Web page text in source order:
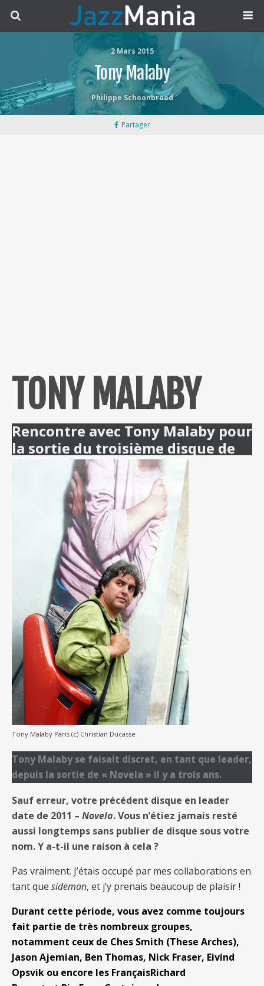
2 Mars 2015
Tony Malaby
Philippe Schoonbrood
Partager
TONY MALABY
Rencontre avec Tony Malaby pour
la sortie du troisième disque de
son trio Tamarindo.
Tony Malaby Paris (c) Christian Ducasse
Tony Malaby se faisait discret, en tant que leader,
depuis la sortie de « Novela » il y a trois ans.
apparitions aux côtés d’autres musiciens, son
retour au premier plan nous fait le plus grand
bien ! Rencontre avec le saxophoniste américain
qui évoque ses différentes aventures, musicales
mais pas seulement.
Sauf erreur, votre précédent disque en leader
date de 2011 – Novela. Vous n’étiez jamais resté
aussi longtemps sans publier de disque sous votre
nom. Y a-t-il une raison à cela ?
Pas vraiment. J’étais occupé par mes collaborations en
tant que sideman, et j’y prenais beaucoup de plaisir !
Durant cette période, vous avez comme toujours
fait partie de très nombreux groupes,
notamment ceux de Ches Smith (These Arches),
Jason Ajemian, Ben Thomas, Nick Fraser, Eivind
Opsvik ou encore les FrançaisRichard